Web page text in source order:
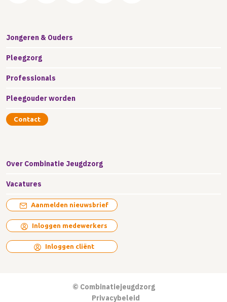
Jongeren & Ouders
Pleegzorg
Professionals
Pleegouder worden
Contact
Over Combinatie Jeugdzorg
Vacatures
Aanmelden nieuwsbrief
Inloggen medewerkers
Inloggen cliënt
© Combinatiejeugdzorg
Privacybeleid